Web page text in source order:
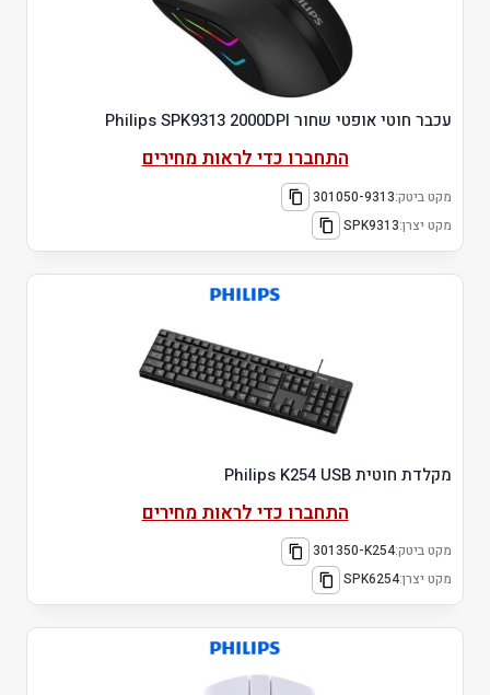
עכבר חוטי אופטי שחור Philips SPK9313 2000DPI
התחברו כדי לראות מחירים
מקט ביטק:301050-9313
מקט יצרן:SPK9313
מקלדת חוטית Philips K254 USB
התחברו כדי לראות מחירים
מקט ביטק:301350-K254
מקט יצרן:SPK6254